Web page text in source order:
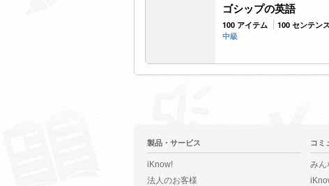
ゴシップの英語
100 アイテム 100 センテンス
中級
製品・サービス
iKnow!
法人のお客様
コミ
みん